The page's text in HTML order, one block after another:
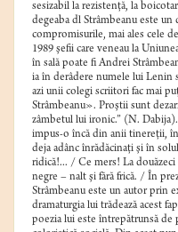
sesizabil la rezistenţă, la
degeaba dl Strâmbeanu este
compromisurile, mai ales cele
1989 şefii care veneau la
în sală poate fi Andrei
ia în derâdere numele lui Lenin
azi unii colegi scriitori fac mai
Strâmbeanu». Proştii sunt
zâmbetul lui ironic.” (N.
impus-o încă din anii tinereţii,
deja adânc înrădăcinaţi şi în
ridică!... / Ce mers! La
negre – nalt şi fără frică. / În
Strâmbeanu este un autor prin
dramaturgia lui trădează acest
poezia lui este întrepătrunsă